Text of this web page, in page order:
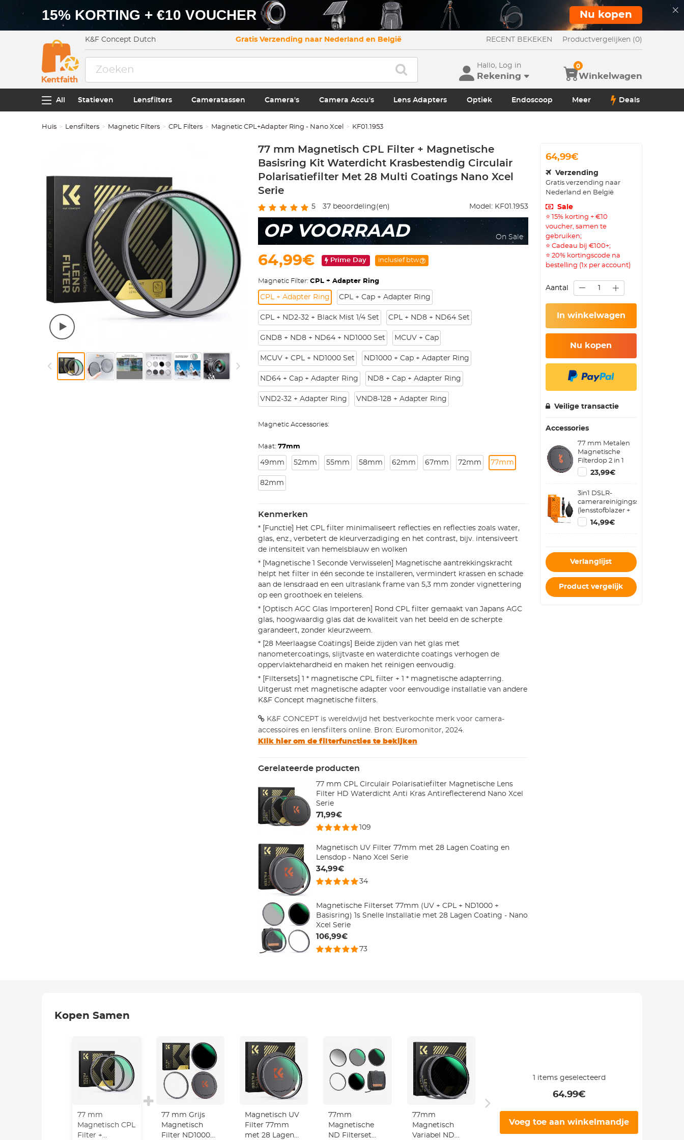
15% KORTING + €10 VOUCHER Nu kopen
K&F Concept Dutch Gratis Verzending naar Nederland en België RECENT BEKEKEN Productvergelijken (0)
Hallo, Log in
Rekening Winkelwagen
0
All Statieven Lensfilters Cameratassen Camera's Camera Accu's Lens Adapters Optiek Endoscoop Meer Deals
Huis Lensfilters Magnetic Filters CPL Filters Magnetic CPL+Adapter Ring - Nano Xcel KF01.1953
77 mm Magnetisch CPL Filter + Magnetische
Basisring Kit Waterdicht Krasbestendig Circulair
Polarisatiefilter Met 28 Multi Coatings Nano Xcel
Serie
5 37beoordeling(en) Model: KF01.1953
OP VOORRAAD On Sale
64,99€ Prime Day inclusief btw
Magnetic Filter: CPL + Adapter Ring
CPL + Adapter Ring CPL + Cap + Adapter Ring
CPL + ND2-32 + Black Mist 1/4 Set CPL + ND8 + ND64 Set
GND8 + ND8 + ND64 + ND1000 Set MCUV + Cap
MCUV + CPL + ND1000 Set ND1000 + Cap + Adapter Ring
ND64 + Cap + Adapter Ring ND8 + Cap + Adapter Ring
VND2-32 + Adapter Ring VND8-128 + Adapter Ring
Magnetic Accessories:
Maat: 77mm
49mm 52mm 55mm 58mm 62mm 67mm 72mm 77mm
82mm
Kenmerken
* [Functie] Het CPL filter minimaliseert reflecties en reflecties zoals water,
glas, enz., verbetert de kleurverzadiging en het contrast, bijv. intensiveert
de intensiteit van hemelsblauw en wolken
* [Magnetische 1 Seconde Verwisselen] Magnetische aantrekkingskracht
helpt het filter in één seconde te installeren, vermindert krassen en schade
aan de lensdraad en een ultraslank frame van 5,3 mm zonder vignettering
op een groothoek en telelens.
* [Optisch AGC Glas Importeren] Rond CPL filter gemaakt van Japans AGC
glas, hoogwaardig glas dat de kwaliteit van het beeld en de scherpte
garandeert, zonder kleurzweem.
* [28 Meerlaagse Coatings] Beide zijden van het glas met
nanometercoatings, slijtvaste en waterdichte coatings verhogen de
oppervlaktehardheid en maken het reinigen eenvoudig.
* [Filtersets] 1 * magnetische CPL filter + 1 * magnetische adapterring.
Uitgerust met magnetische adapter voor eenvoudige installatie van andere
K&F Concept magnetische filters.
K&F CONCEPT is wereldwijd het bestverkochte merk voor camera-
accessoires en lensfilters online. Bron: Euromonitor, 2024.
Klik hier om de filterfuncties te bekijken
Gerelateerde producten
77 mm CPL Circulair Polarisatiefilter Magnetische Lens
Filter HD Waterdicht Anti Kras Antireflecterend Nano Xcel
Serie
71,99€
109
Magnetisch UV Filter 77mm met 28 Lagen Coating en
Lensdop - Nano Xcel Serie
34,99€
34
Magnetische Filterset 77mm (UV + CPL + ND1000 +
Basisring) 1s Snelle Installatie met 28 Lagen Coating - Nano
Xcel Serie
106,99€
73
64,99€
Verzending
Gratis verzending naar
Nederland en België
Sale
⭐ 15% korting + €10
voucher, samen te
gebruiken;
⭐ Cadeau bij €100+;
⭐ 20% kortingscode na
bestelling (1x per account)
Aantal
In winkelwagen
Nu kopen
Veilige transactie
Accessories
77 mm Metalen
Magnetische
Filterdop 2 in 1
Inschroefbare
Lensdop
23,99€
3in1 DSLR-
camerareinigingsset
(lensstofblazer +
reinigingspen +
macrovezelreinigingsdoekje)
14,99€
Verlanglijst
Product vergelijk
Kopen Samen
77 mm
Magnetisch CPL
Filter +
77 mm Grijs
Magnetisch
Filter ND1000
Magnetisch UV
Filter 77mm
met 28 Lagen
77mm
Magnetische
ND Filterset
77mm
Magnetisch
Variabel ND
77mm
Magnetisch
Black Mist Filter
met 28 Lagen
Coating HD /
1 items geselecteerd
64.99€
Voeg toe aan winkelmandje